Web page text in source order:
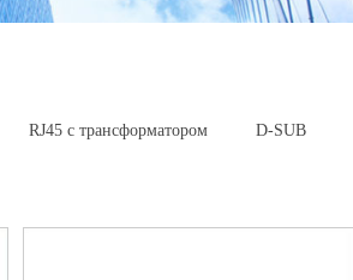
RJ45 с трансформатором D-SUB